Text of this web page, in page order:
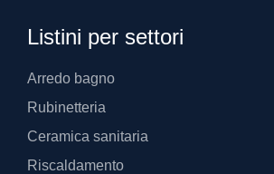
Listini per settori
Arredo bagno
Rubinetteria
Ceramica sanitaria
Riscaldamento